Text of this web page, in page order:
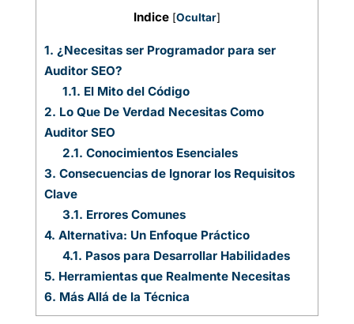
Indice [Ocultar]
1. ¿Necesitas ser Programador para ser
Auditor SEO?
1.1. El Mito del Código
2. Lo Que De Verdad Necesitas Como
Auditor SEO
2.1. Conocimientos Esenciales
3. Consecuencias de Ignorar los Requisitos
Clave
3.1. Errores Comunes
4. Alternativa: Un Enfoque Práctico
4.1. Pasos para Desarrollar Habilidades
5. Herramientas que Realmente Necesitas
6. Más Allá de la Técnica